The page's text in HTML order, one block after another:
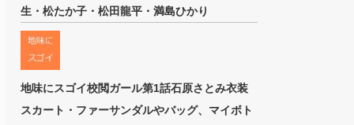
生・松たか子・松田龍平・満島ひかり
地味にスゴイ校閲ガール第1話石原さとみ衣装
スカート・ファーサンダルやバッグ、マイボト